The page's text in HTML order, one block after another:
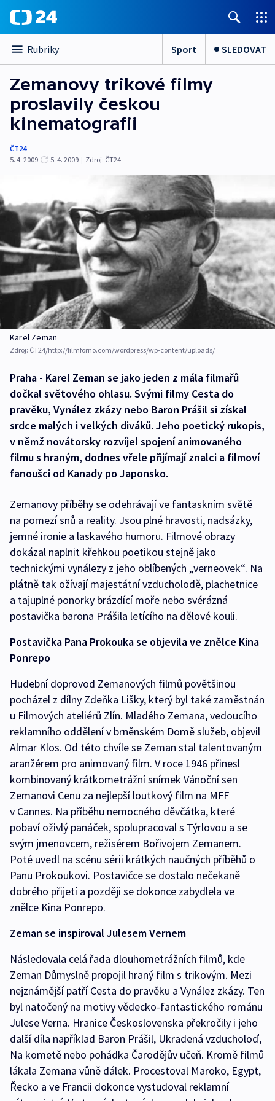
Rubriky Sport SLEDOVAT
Zemanovy trikové filmy
proslavily českou
kinematografii
ČT24
5. 4. 2009
5. 4. 2009 | Zdroj: ČT24
Karel Zeman
Zdroj: ČT24/http://filmforno.com/wordpress/wp-content/uploads/
Praha - Karel Zeman se jako jeden z mála filmařů
dočkal světového ohlasu. Svými filmy Cesta do
pravěku, Vynález zkázy nebo Baron Prášil si získal
srdce malých i velkých diváků. Jeho poetický rukopis,
v němž novátorsky rozvíjel spojení animovaného
filmu s hraným, dodnes vřele přijímají znalci a filmoví
fanoušci od Kanady po Japonsko.
Zemanovy příběhy se odehrávají ve fantaskním světě
na pomezí snů a reality. Jsou plné hravosti, nadsázky,
jemné ironie a laskavého humoru. Filmové obrazy
dokázal naplnit křehkou poetikou stejně jako
technickými vynálezy z jeho oblíbených „verneovek“. Na
plátně tak ožívají majestátní vzducholodě, plachetnice
a tajuplné ponorky brázdící moře nebo svérázná
postavička barona Prášila letícího na dělové kouli.
Postavička Pana Prokouka se objevila ve znělce Kina
Ponrepo
Hudební doprovod Zemanových filmů povětšinou
pocházel z dílny Zdeňka Lišky, který byl také zaměstnán
u Filmových ateliérů Zlín. Mladého Zemana, vedoucího
reklamního oddělení v brněnském Domě služeb, objevil
Almar Klos. Od této chvíle se Zeman stal talentovaným
aranžérem pro animovaný film. V roce 1946 přinesl
kombinovaný krátkometrážní snímek Vánoční sen
Zemanovi Cenu za nejlepší loutkový film na MFF
v Cannes. Na příběhu nemocného děvčátka, které
pobaví oživlý panáček, spolupracoval s Týrlovou a se
svým jmenovcem, režisérem Bořivojem Zemanem.
Poté uvedl na scénu sérii krátkých naučných příběhů o
Panu Prokoukovi. Postavičce se dostalo nečekaně
dobrého přijetí a později se dokonce zabydlela ve
znělce Kina Ponrepo.
Zeman se inspiroval Julesem Vernem
Následovala celá řada dlouhometrážních filmů, kde
Zeman Důmyslně propojil hraný film s trikovým. Mezi
nejznámější patří Cesta do pravěku a Vynález zkázy. Ten
byl natočený na motivy vědecko-fantastického románu
Julese Verna. Hranice Československa překročily i jeho
další díla například Baron Prášil, Ukradená vzducholoď,
Na kometě nebo pohádka Čarodějův učeň. Kromě filmů
lákala Zemana vůně dálek. Procestoval Maroko, Egypt,
Řecko a ve Francii dokonce vystudoval reklamní